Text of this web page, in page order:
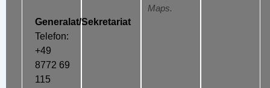
Generalat/Sekretariat
Telefon:
+49
8772 69
115
Maps.